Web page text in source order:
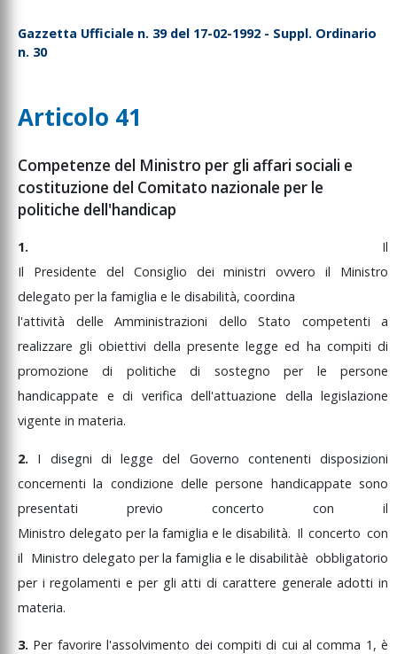
Gazzetta Ufficiale n. 39 del 17-02-1992 - Suppl. Ordinario
n. 30
Articolo 41
Competenze del Ministro per gli affari sociali e
costituzione del Comitato nazionale per le
politiche dell'handicap
1. Il
Il Presidente del Consiglio deiministriovveroil Ministro
delegato perla famiglia e le disabilità, coordina
l'attività delle Amministrazioni dello Stato competenti a
realizzare gliobiettivi della presenteleggeed ha compitidi
promozionedi politichedi sostegnoper lepersone
handicappate e di verifica dell'attuazione della legislazione
vigente in materia.
2. I disegni di leggedel Governo contenenti disposizioni
concernentila condizionedellepersone handicappatesono
presentati previo concerto con il
Ministro delegato perla famiglia e le disabilità. Ilconcertocon
il Ministro delegato perla famiglia e le disabilitàè obbligatorio
per iregolamentie per gliattidi carattere generaleadottiin
materia.
3. Per favorirel'assolvimento dei compitidi cui alcomma 1,è